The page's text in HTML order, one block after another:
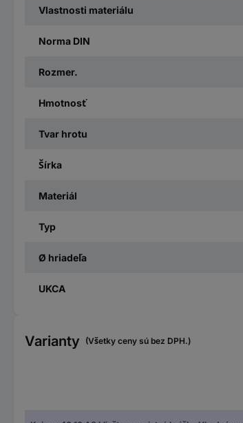
Vlastnosti materiálu
Norma DIN
Rozmer.
Hmotnosť
Tvar hrotu
Šírka
Materiál
Typ
Ø hriadeľa
UKCA
Varianty (Všetky ceny sú bez DPH.)